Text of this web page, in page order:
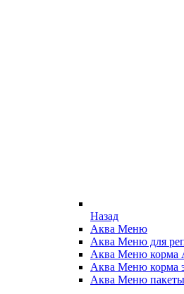
Назад
Аква Меню
Аква Меню для
Аква Меню корма
Аква Меню корма
Аква Меню пакеты